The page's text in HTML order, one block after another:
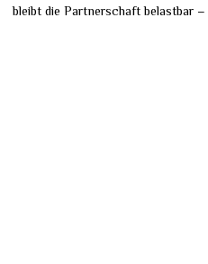
bleibt die Partnerschaft belastbar